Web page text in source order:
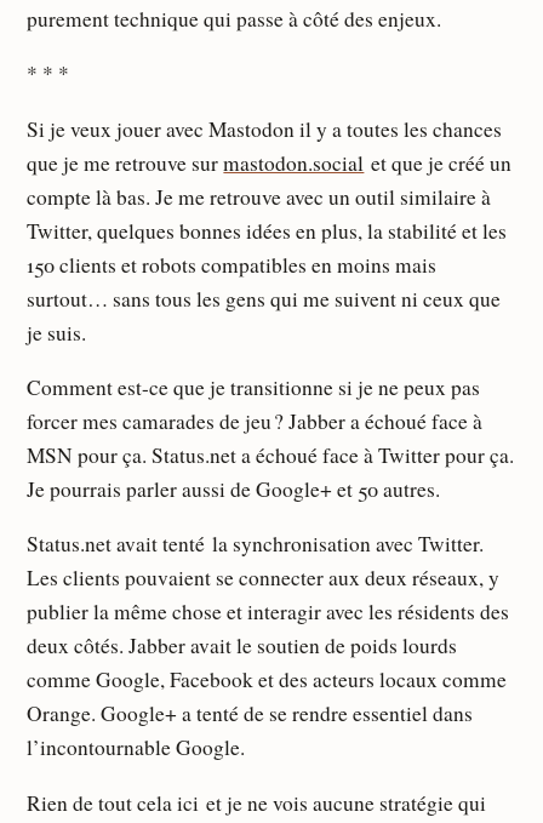
purement technique qui passe à côté des enjeux.
* * *
Si je veux jouer avec Mastodon il y a toutes les chances
que je me retrouve surmastodon.social et que je créé un
compte là bas. Je me retrouve avec un outil similaire à
Twitter, quelques bonnes idées en plus, la stabilité et les
150 clients et robots compatibles en moins mais
surtout… sans tous les gens qui me suivent ni ceux que
je suis.
Comment est-ce que je transitionne si je ne peux pas
forcer mes camarades de jeu ? Jabber a échoué face à
MSN pour ça. Status.net a échoué face à Twitter pour ça.
Je pourrais parler aussi de Google+ et 50 autres.
Status.net avait tenté la synchronisation avec Twitter.
Les clients pouvaient se connecter aux deux réseaux, y
publier la même chose et interagir avec les résidents des
deux côtés. Jabber avait le soutien de poids lourds
comme Google, Facebook et des acteurs locaux comme
Orange. Google+ a tenté de se rendre essentiel dans
l’incontournable Google.
Rien de tout cela ici et je ne vois aucune stratégie qui